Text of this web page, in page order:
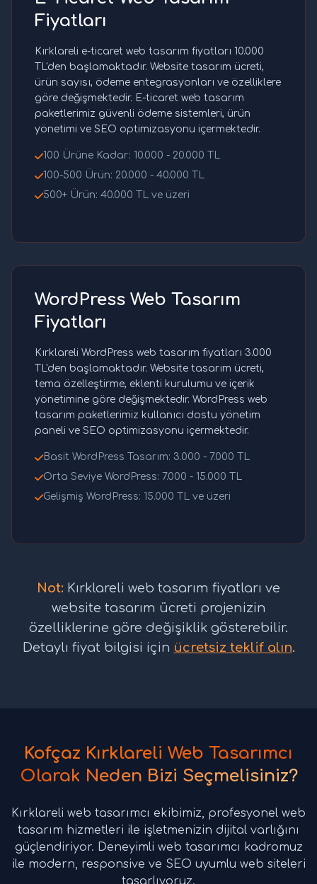
Fiyatları
Kırklareli e-ticaret web tasarım fiyatları 10.000
TL'den başlamaktadır. Website tasarım ücreti,
ürün sayısı, ödeme entegrasyonları ve özelliklere
göre değişmektedir. E-ticaret web tasarım
paketlerimiz güvenli ödeme sistemleri, ürün
yönetimi ve SEO optimizasyonu içermektedir.
100 Ürüne Kadar: 10.000 - 20.000 TL
100-500 Ürün: 20.000 - 40.000 TL
500+ Ürün: 40.000 TL ve üzeri
WordPress Web Tasarım
Fiyatları
Kırklareli WordPress web tasarım fiyatları 3.000
TL'den başlamaktadır. Website tasarım ücreti,
tema özelleştirme, eklenti kurulumu ve içerik
yönetimine göre değişmektedir. WordPress web
tasarım paketlerimiz kullanıcı dostu yönetim
paneli ve SEO optimizasyonu içermektedir.
Basit WordPress Tasarım: 3.000 - 7.000 TL
Orta Seviye WordPress: 7.000 - 15.000 TL
Gelişmiş WordPress: 15.000 TL ve üzeri
Not: Kırklareli web tasarım fiyatları ve
website tasarım ücreti projenizin
özelliklerine göre değişiklik gösterebilir.
Detaylı fiyat bilgisi için ücretsiz teklif alın.
Kofçaz Kırklareli Web Tasarımcı
Olarak Neden Bizi Seçmelisiniz?
Kırklareli web tasarımcı ekibimiz, profesyonel web
tasarım hizmetleri ile işletmenizin dijital varlığını
güçlendiriyor. Deneyimli web tasarımcı kadromuz
ile modern, responsive ve SEO uyumlu web siteleri
tasarlıyoruz.